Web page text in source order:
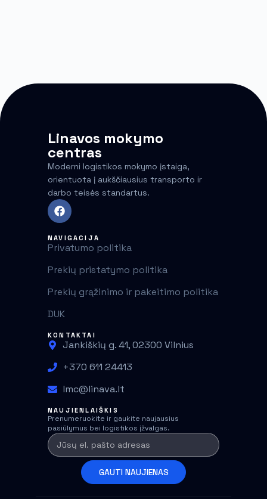
Linavos mokymo
centras
Moderni logistikos mokymo įstaiga,
orientuota į aukščiausius transporto ir
darbo teisės standartus.
NAVIGACIJA
Privatumo politika
Prekių pristatymo politika
Prekių grąžinimo ir pakeitimo politika
DUK
KONTAKTAI
Jankiškių g. 41, 02300 Vilnius
+370 611 24413
lmc@linava.lt
NAUJIENLAIŠKIS
Prenumeruokite ir gaukite naujausius
pasiūlymus bei logistikos įžvalgas.
GAUTI NAUJIENAS